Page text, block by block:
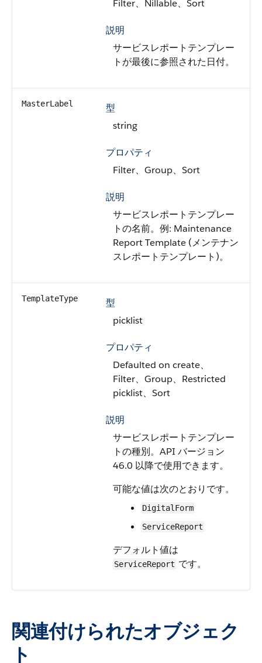
Filter、Nillable、Sort
説明
サービスレポートテンプレー
トが最後に参照された日付。
MasterLabel
型
string
プロパティ
Filter、Group、Sort
説明
サービスレポートテンプレー
トの名前。例: Maintenance
Report Template (メンテナン
スレポートテンプレート)。
TemplateType
型
picklist
プロパティ
Defaulted on create、
Filter、Group、Restricted
picklist、Sort
説明
サービスレポートテンプレー
トの種別。API バージョン
46.0 以降で使用できます。
可能な値は次のとおりです。
DigitalForm
ServiceReport
デフォルト値は
ServiceReport です。
関連付けられたオブジェク
ト